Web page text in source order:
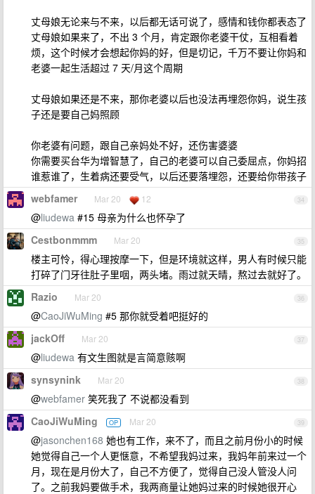
丈母娘无论来与不来，以后都无话可说了，感情和钱你都表态了
丈母娘如果来了，不出 3 个月，肯定跟你老婆干仗，互相看着
烦，这个时候才会想起你妈的好，但是切记，千万不要让你妈和
老婆一起生活超过 7 天/月这个周期
丈母娘如果还是不来，那你老婆以后也没法再埋怨你妈，说生孩
子还是要自己妈照顾
你老婆有问题，跟自己亲妈处不好，还伤害婆婆
你需要买台华为增智慧了，自己的老婆可以自己委屈点，你妈招
谁惹谁了，生着病还要受气，以后还要落埋怨，还要给你带孩子
34
webfamer Mar 20 12
@liudewa #15 母亲为什么也怀孕了
35
Cestbonmmm Mar 20
楼主可怜，得心理按摩一下，但是环境就这样，男人有时候只能
打碎了门牙往肚子里咽，两头堵。雨过就天晴，熬过去就好了。
36
Razio Mar 20
@CaoJiWuMing #5 那你就受着吧挺好的
37
jackOff Mar 20
@liudewa 有文生图就是言简意赅啊
38
synsynink Mar 20
@webfamer 笑死我了 不说都没看到
39
CaoJiWuMing OP Mar 20
@jasonchen168 她也有工作，来不了，而且之前月份小的时候
她觉得自己一个人更惬意，不希望我妈过来，我妈年前来过一个
月，现在是月份大了，自己不方便了，觉得自己没人管没人问
了。之前我妈要做手术，我两商量让她妈过来的时候她很开心